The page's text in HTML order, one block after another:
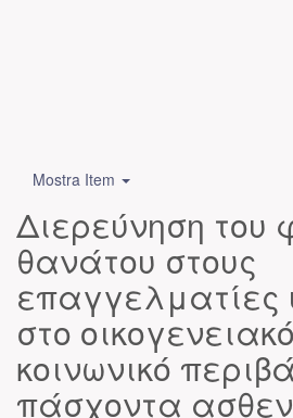
Mostra Item
Διερεύνηση του
θανάτου στους
επαγγελματίες
στο
κοινωνικό
πάσχοντα